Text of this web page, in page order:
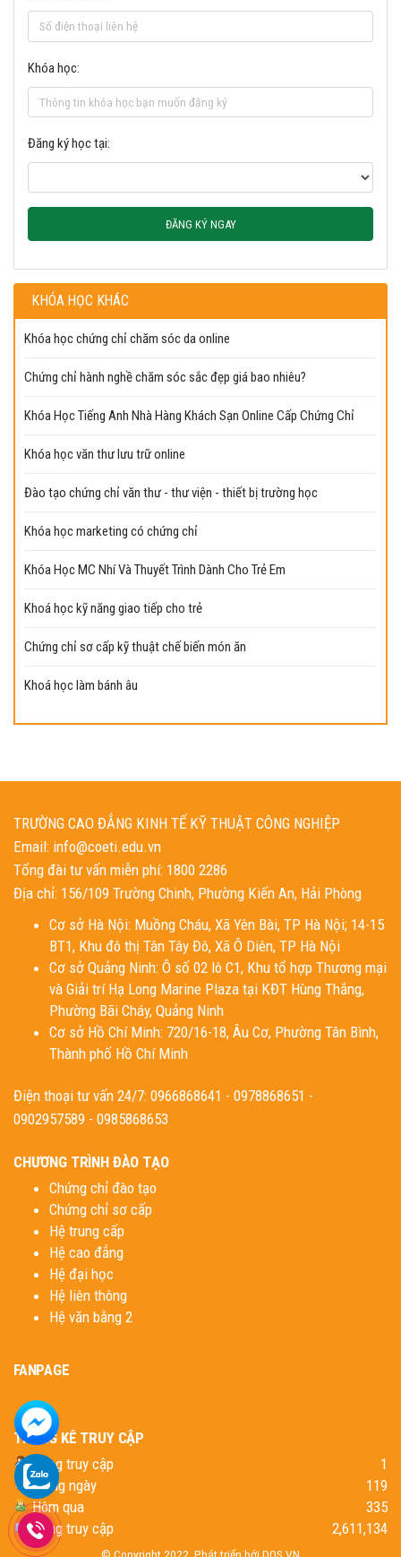
Khóa học:
Đăng ký học tại:
ĐĂNG KÝ NGAY
KHÓA HỌC KHÁC
Khóa học chứng chỉ chăm sóc da online
Chứng chỉ hành nghề chăm sóc sắc đẹp giá bao nhiêu?
Khóa Học Tiếng Anh Nhà Hàng Khách Sạn Online Cấp Chứng Chỉ
Khóa học văn thư lưu trữ online
Đào tạo chứng chỉ văn thư - thư viện - thiết bị trường học
Khóa học marketing có chứng chỉ
Khóa Học MC Nhí Và Thuyết Trình Dành Cho Trẻ Em
Khoá học kỹ năng giao tiếp cho trẻ
Chứng chỉ sơ cấp kỹ thuật chế biến món ăn
Khoá học làm bánh âu
TRƯỜNG CAO ĐẲNG KINH TẾ KỸ THUẬT CÔNG NGHIỆP
Email: info@coeti.edu.vn
Tổng đài tư vấn miễn phí: 1800 2286
Địa chỉ: 156/109 Trường Chinh, Phường Kiến An, Hải Phòng
Cơ sở Hà Nội: Muồng Cháu, Xã Yên Bài, TP Hà Nội; 14-15
BT1, Khu đô thị Tân Tây Đô, Xã Ô Diên, TP Hà Nội
Cơ sở Quảng Ninh: Ô số 02 lô C1, Khu tổ hợp Thương mại
và Giải trí Hạ Long Marine Plaza tại KĐT Hùng Thắng,
Phường Bãi Cháy, Quảng Ninh
Cơ sở Hồ Chí Minh: 720/16-18, Âu Cơ, Phường Tân Bình,
Thành phố Hồ Chí Minh
Điện thoại tư vấn 24/7: 0966868641 - 0978868651 -
0902957589 - 0985868653
CHƯƠNG TRÌNH ĐÀO TẠO
Chứng chỉ đào tạo
Chứng chỉ sơ cấp
Hệ trung cấp
Hệ cao đẳng
Hệ đại học
Hệ liên thông
Hệ văn bằng 2
FANPAGE
THỐNG KÊ TRUY CẬP
Đang truy cập
1
Trong ngày
119
Hôm qua
335
Tổng truy cập
2,611,134